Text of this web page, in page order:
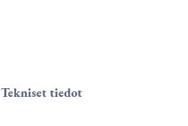
Tekniset tiedot